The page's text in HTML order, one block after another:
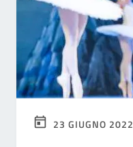
23 GIUGNO 2022